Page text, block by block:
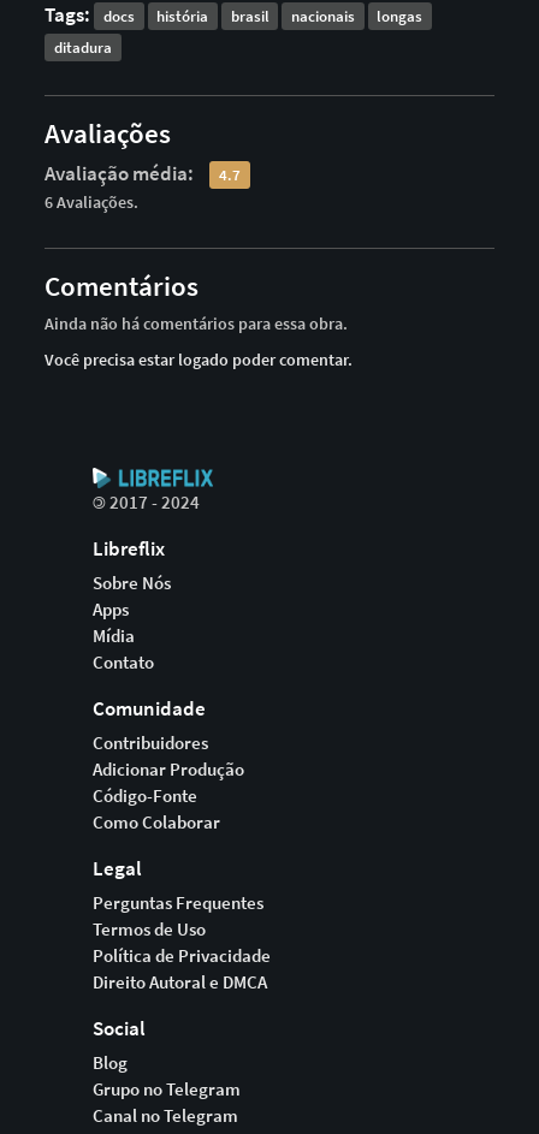
Tags:
docs história brasil nacionais
longas
ditadura
Avaliações
Avaliação média: 4.7
6 Avaliações.
Comentários
Ainda não há comentários para essa obra.
Você precisa estar logado poder comentar.
©2017 - 2024
Libreflix
Sobre Nós
Apps
Mídia
Contato
Comunidade
Contribuidores
Adicionar Produção
Código-Fonte
Como Colaborar
Legal
Perguntas Frequentes
Termos de Uso
Política de Privacidade
Direito Autoral e DMCA
Social
Blog
Grupo no Telegram
Canal no Telegram